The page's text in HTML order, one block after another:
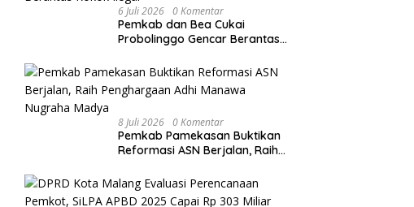
6 Juli 2026 0 Komentar
Pemkab dan Bea Cukai
Probolinggo Gencar Berantas
8 Juli 2026 0 Komentar
Pemkab Pamekasan Buktikan
Reformasi ASN Berjalan, Raih
Nugraha Madya